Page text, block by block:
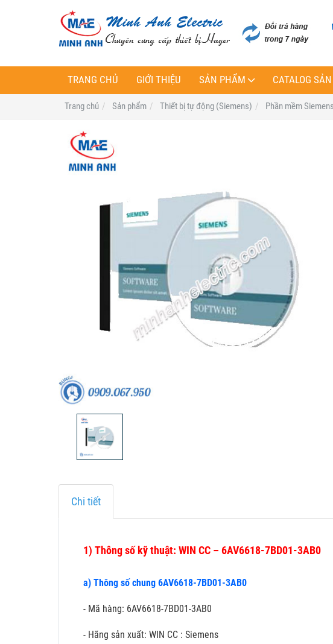
TRANG CHỦ GIỚI THIỆU SẢN PHẨM CATALOG
Trang chủ Sản phẩm Thiết bị tự động (Siemens) Phần mềm Siemens
Chi tiết
1) Thông số kỹ thuật: WIN CC – 6AV6618-7BD01-3AB0
a) Thông số chung 6AV6618-7BD01-3AB0
- Mã hàng: 6AV6618-7BD01-3AB0
- Hãng sản xuất: WIN CC : Siemens